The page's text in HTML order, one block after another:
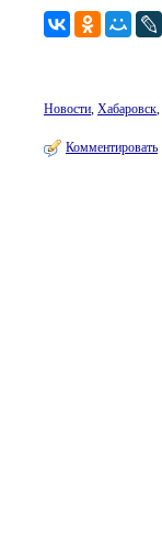
Новости, Хабаровск,
Комментировать